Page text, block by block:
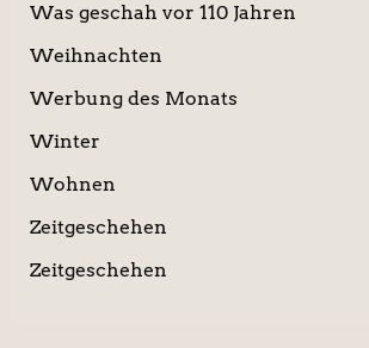
Was geschah vor 110 Jahren
Weihnachten
Werbung des Monats
Winter
Wohnen
Zeitgeschehen
Zeitgeschehen